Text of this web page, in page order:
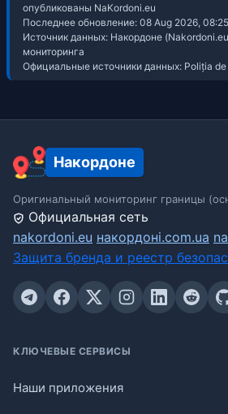
опубликованы NaKordoni.eu
Последнее обновление: 08 Aug 2026, 08:25
Источник данных: Накордоне
мониторинга
Официальные источники данных: Poliția de
Накордоне
Оригинальный мониторинг границы
Официальная сеть
nakordoni.eu накордоні.com.ua
Защита бренда и реестр
КЛЮЧЕВЫЕ СЕРВИСЫ
Наши приложения